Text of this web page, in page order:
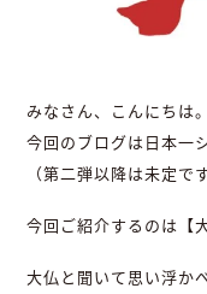
みなさん、こんにちは。
今回のブログは日本一
（第二弾以降は未定で
今回ご紹介するのは【
大仏と聞いて思い浮か